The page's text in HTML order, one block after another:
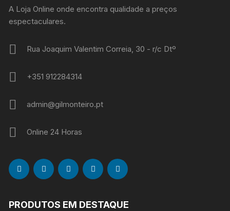
A Loja Online onde encontra qualidade a preços
espectaculares.
Rua Joaquim Valentim Correia, 30 - r/c Dtº
+351 912284314
admin@gilmonteiro.pt
Online 24 Horas
PRODUTOS EM DESTAQUE